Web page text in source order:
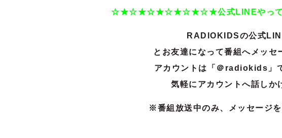
☆★☆★☆★☆★☆★☆★公式LINEや
RADIOKIDSの公式
とお友達になって番組へメッセ
アカウントは「＠radiokids」
気軽にアカウントへ話しか
※番組放送中のみ、メッセージ